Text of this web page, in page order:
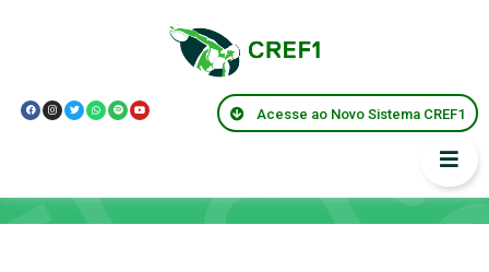
Acesse ao Novo Sistema CREF1